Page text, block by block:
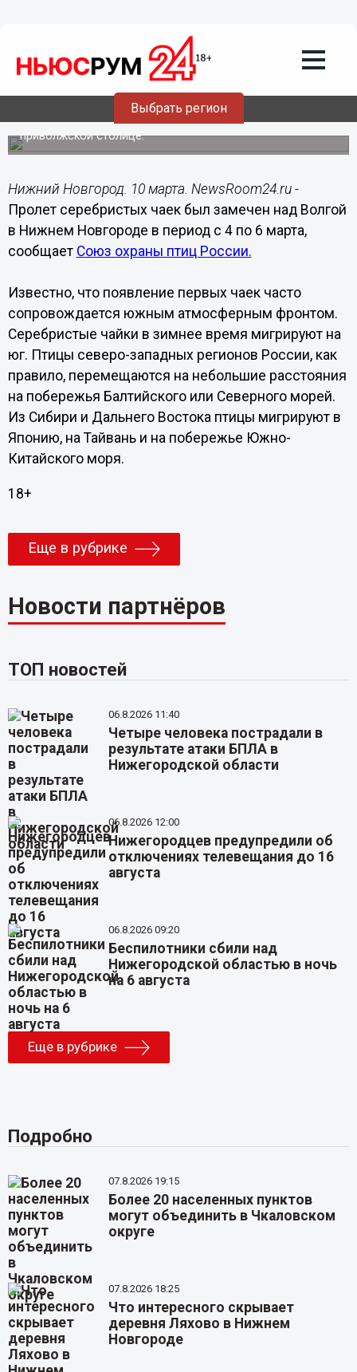
Выбрать регион
10.03.201511:48
Серебристые чайки прилетели в
Нижний Новгород
Перелетные птицы ознаменовали собой приход весны в
приволжской столице.
Нижний Новгород. 10 марта. NewsRoom24.ru -
Пролет серебристых чаек был замечен над Волгой
в Нижнем Новгороде в период с 4 по 6 марта,
сообщает Союз охраны птиц России.
Известно, что появление первых чаек часто
сопровождается южным атмосферным фронтом.
Серебристые чайки в зимнее время мигрируют на
юг. Птицы северо-западных регионов России, как
правило, перемещаются на небольшие расстояния
на побережья Балтийского или Северного морей.
Из Сибири и Дальнего Востока птицы мигрируют в
Японию, на Тайвань и на побережье Южно-
Китайского моря.
18+
Еще в рубрике
Новости партнёров
ТОП новостей
06.8.2026 11:40
Четыре человека пострадали в
результате атаки БПЛА в
Нижегородской области
06.8.2026 12:00
Нижегородцев предупредили об
отключениях телевещания до 16
августа
06.8.2026 09:20
Беспилотники сбили над
Нижегородской областью в ночь
на 6 августа
Еще в рубрике
Подробно
07.8.2026 19:15
Более 20 населенных пунктов
могут объединить в Чкаловском
округе
07.8.2026 18:25
Что интересного скрывает
деревня Ляхово в Нижнем
Новгороде